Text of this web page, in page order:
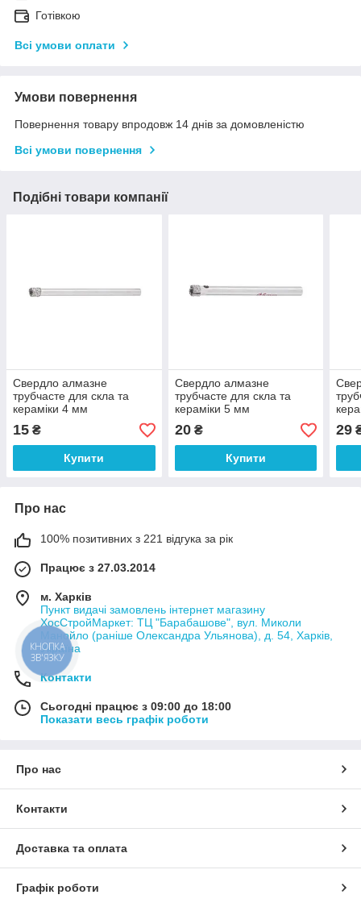
Готівкою
Всі умови оплати
Умови повернення
Повернення товару впродовж 14 днів за домовленістю
Всі умови повернення
Подібні товари компанії
Свердло алмазне
трубчасте для скла та
кераміки 4 мм
INTERTOOL SD-0342
15 ₴
Купити
Свердло алмазне
трубчасте для скла та
кераміки 5 мм
INTERTOOL SD-0343
20₴
Купити
29
Про нас
100% позитивних з 221 відгука за рік
Працює з 27.03.2014
м. Харків
Пункт видачі замовлень інтернет магазину
ХосСтройМаркет: ТЦ "Барабашове", вул. Миколи
Манойло (раніше Олександра Ульянова), д. 54, Харків,
Україна
Контакти
Сьогодні працює з 09:00 до 18:00
Показати весь графік роботи
Про нас
Контакти
Доставка та оплата
Графік роботи
КНОПКА
ЗВ'ЯЗКУ